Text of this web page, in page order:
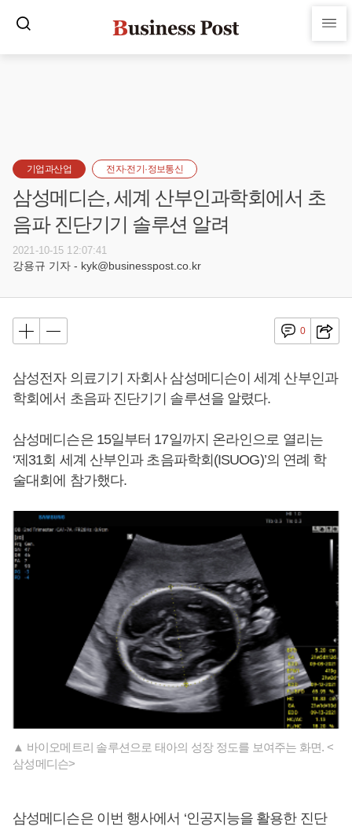
기업과산업 전자·전기·정보통신
삼성메디슨, 세계 산부인과학회에서 초
음파 진단기기 솔루션 알려
2021-10-15 12:07:41
강용규 기자 - kyk@businesspost.co.kr
0
삼성전자 의료기기 자회사 삼성메디슨이 세계 산부인과
학회에서 초음파 진단기기 솔루션을 알렸다.
삼성메디슨은 15일부터 17일까지 온라인으로 열리는
‘제31회 세계 산부인과 초음파학회(ISUOG)’의 연례 학
술대회에 참가했다.
▲ 바이오메트리 솔루션으로 태아의 성장 정도를 보여주는 화면. <
삼성메디슨>
삼성메디슨은 이번 행사에서 ‘인공지능을 활용한 진단